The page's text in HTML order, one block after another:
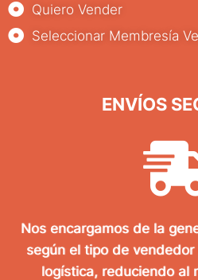
Quiero Vender
Seleccionar Membresía
ENVÍOS
Nos encargamos de la
según el tipo de
logística, reduciendo al